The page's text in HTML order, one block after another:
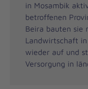
in Mosambik
betroffenen
Beira bauten sie
Landwirtschaft
wieder auf und
Versorgung in